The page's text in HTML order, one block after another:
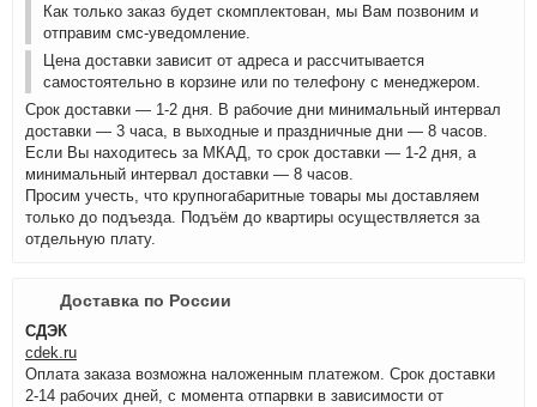
Как только заказ будет скомплектован, мы Вам позвоним и
отправим смс-уведомление.
Цена доставки зависит от адреса и рассчитывается
самостоятельно в корзине или по телефону с менеджером.
Срок доставки — 1-2 дня. В рабочие дни минимальный интервал
доставки — 3 часа, в выходные и праздничные дни — 8 часов.
Если Вы находитесь за МКАД, то срок доставки — 1-2 дня, а
минимальный интервал доставки — 8 часов.
Просим учесть, что крупногабаритные товары мы доставляем
только до подъезда. Подъём до квартиры осуществляется за
отдельную плату.
Доставка по России
СДЭК
cdek.ru
Оплата заказа возможна наложенным платежом. Срок доставки
2-14 рабочих дней, с момента отпарвки в зависимости от